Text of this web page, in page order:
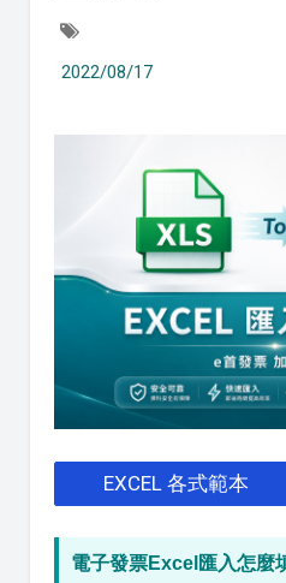
2022/08/17
EXCEL 各式範本
電子發票Excel匯入怎麼